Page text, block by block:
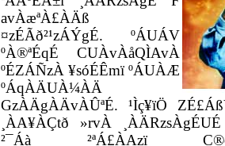
avÀæªÀ£ÀÄß
¤zÉÃð²¹zÁÝgÉ. ºÁUÁV
ºÀ®ªÉqÉ CUÀvÀåQÌAvÀ
ºÉZÁÑzÀ ¥sóÉÊmï ºÁUÀÆ
ºÁqÀÄUÀ¼ÀÄ
GzÀÄgÀÄvÀÛªÉ. ¹Ìç¥ïÖ
¸ÀA¥ÀÇtð »rvÀ
²¯Áà ²ªÁ£ÀAzï